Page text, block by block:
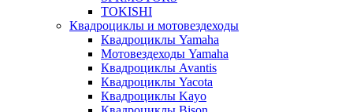
TOKISHI
Квадроциклы и мотовездеходы
Квадроциклы Yamaha
Мотовездеходы Yamaha
Квадроциклы Avantis
Квадроциклы Yacota
Квадроциклы Kayo